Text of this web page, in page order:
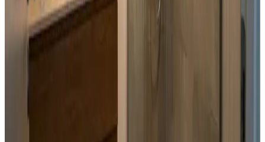
Alle ventilationsmærker